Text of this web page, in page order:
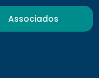
Associados